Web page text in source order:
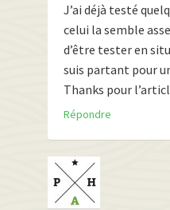
J’ai déjà testé
celui la semble
d’être tester en
suis partant pour
Thanks pour
Répondre